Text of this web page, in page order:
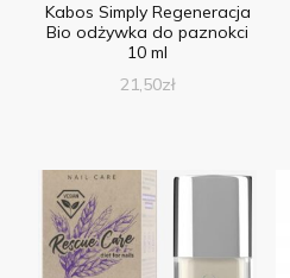
Kabos Simply Regeneracja
Bio odżywka do paznokci
10 ml
21,50zł